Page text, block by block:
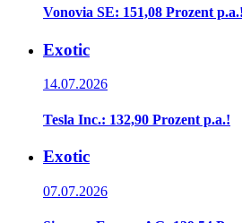
Vonovia SE: 151,08 Prozent p.a.!
Exotic
14.07.2026
Tesla Inc.: 132,90 Prozent p.a.!
Exotic
07.07.2026